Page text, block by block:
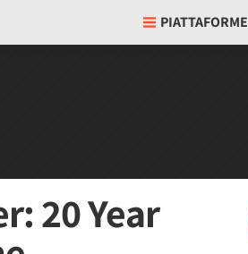
PIATTAFORME
20 Year